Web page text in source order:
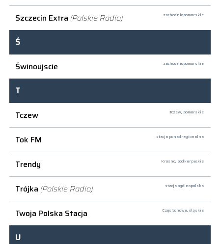
Szczecin Extra (Polskie Radio) zachodniopomorskie
Ś
Świnoujscie
zachodniopomorskie
T
Tczew
Tczew, pomorskie
Tok FM stacja ponadregionalna
Trendy Krosno, podkarpackie
Trójka (Polskie Radio) stacja ogólnopolska
Twoja Polska Stacja Częstochowa, śląskie
U